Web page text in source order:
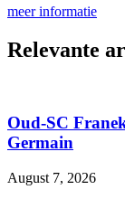
meer informatie
Relevante
Oud-SC
Germain
August 7, 2026